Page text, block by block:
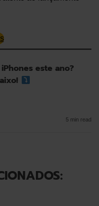
este ano?
5 min read